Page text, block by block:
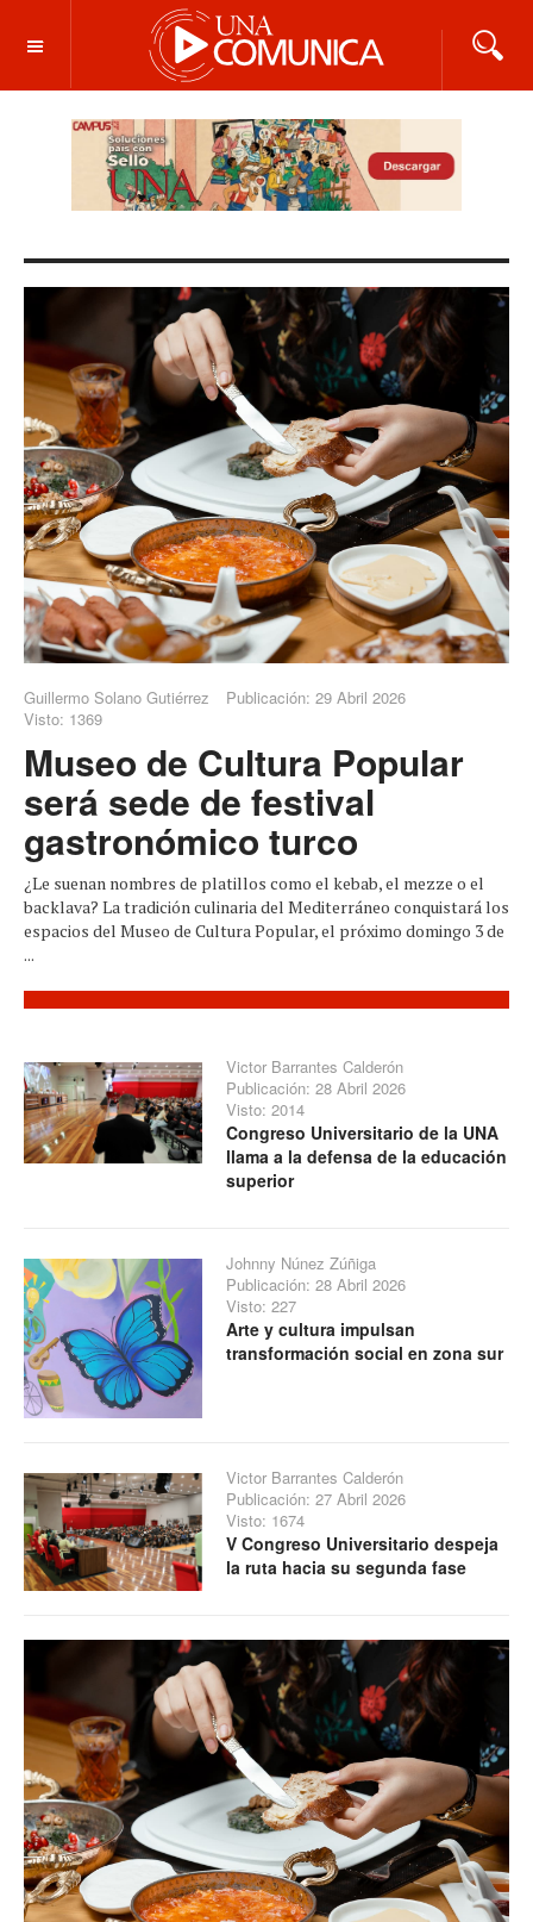
OFF CANVAS
Guillermo Solano Gutiérrez
Publicación: 29 Abril 2026
Visto: 1369
Museo de Cultura Popular
será sede de festival
gastronómico turco
¿Le suenan nombres de platillos como el kebab, el mezze o el
backlava? La tradición culinaria del Mediterráneo conquistará los
espacios del Museo de Cultura Popular, el próximo domingo 3 de
...
Victor Barrantes Calderón
Publicación: 28 Abril 2026
Visto: 2014
Congreso Universitario de la UNA
llama a la defensa de la educación
superior
Johnny Núnez Zúñiga
Publicación: 28 Abril 2026
Visto: 227
Arte y cultura impulsan
transformación social en zona sur
Victor Barrantes Calderón
Publicación: 27 Abril 2026
Visto: 1674
V Congreso Universitario despeja
la ruta hacia su segunda fase